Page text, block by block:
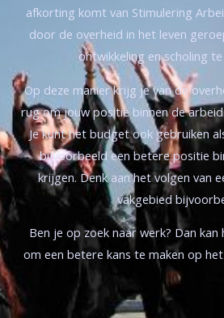
afkorting komt van Stimulering
door de overheid in het leven
ontwikkeling en scholing
Op deze manier krijg je van de
rug om jouw positie binnen de
Je kunt het budget ook gebruiken
bijvoorbeeld een betere positie
krijgen. Denk aan het volgen van
vakgebied
Ben je op zoek naar werk? Dan
om een betere kans te maken op